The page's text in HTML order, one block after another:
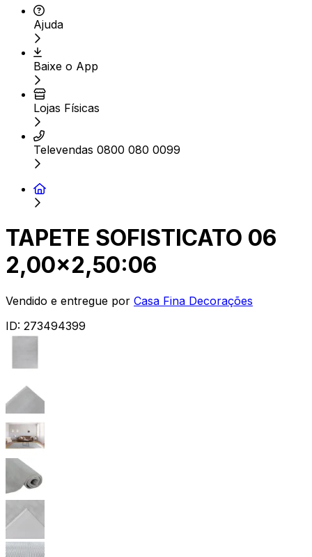
Ajuda
Baixe o App
Lojas Físicas
Televendas 0800 080 0099
TAPETE SOFISTICATO 06
2,00x2,50:06
Vendido e entregue por Casa Fina Decorações
ID: 273494399